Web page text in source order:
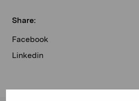
Share:
Facebook
Linkedin